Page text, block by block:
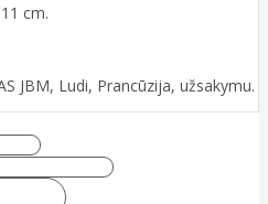
cm.
JBM, Ludi, Prancūzija, užsakymu.